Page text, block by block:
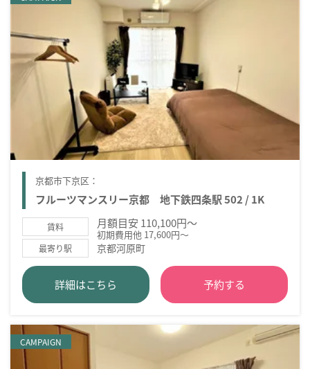
京都市下京区：
フルーツマンスリー京都 地下鉄四条駅 502 / 1K
賃料 月額目安 110,100円～
初期費用他 17,600円～
最寄り駅 京都河原町
詳細はこちら 予約する
CAMPAIGN